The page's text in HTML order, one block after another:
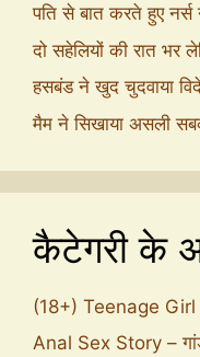
पति से बात करते हुए
दो सहेलियों की रात भर
हसबंड ने खुद चुदवाया
मैम ने सिखाया असली
कैटेगरी के
(18+) Teenage
Anal Sex Story – गांड